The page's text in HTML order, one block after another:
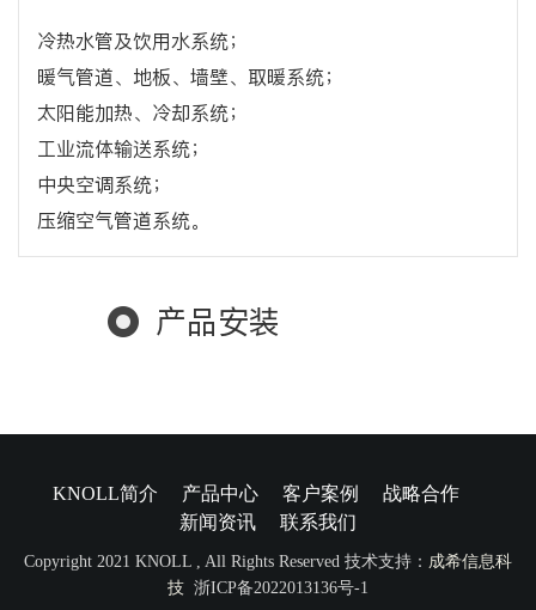
冷热水管及饮用水系统；
暖气管道、地板、墙壁、取暖系统；
太阳能加热、冷却系统；
工业流体输送系统；
中央空调系统；
压缩空气管道系统。
产品安装
KNOLL简介 产品中心 客户案例
战略合作
新闻资讯
联系我们
Copyright 2021 KNOLL , All Rights Reserved 技术支持： 成希信息科
技 浙ICP备2022013136号-1